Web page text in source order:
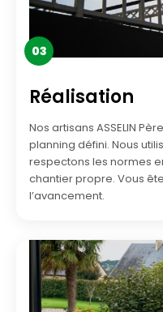
03
Réalisation
Nos artisans ASSELIN
planning défini. Nous
respectons les normes
chantier propre. Vous
l’avancement.